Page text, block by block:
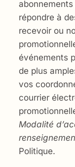
répondre à
recevoir ou
événements
de plus
vos
courrier
Modalité
Politique.